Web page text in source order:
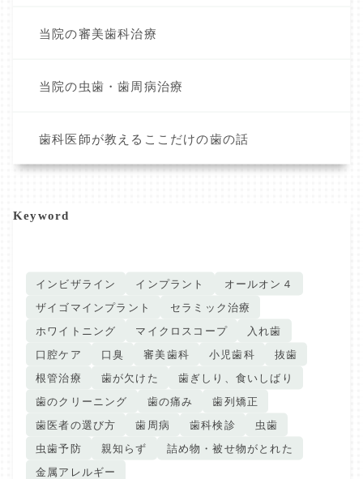
当院の審美歯科治療
当院の虫歯・歯周病治療
歯科医師が教えるここだけの歯の話
Keyword
インビザライン インプラント
オールオン４
ザイゴマインプラント
セラミック治療
ホワイトニング
マイクロスコープ
入れ歯
口腔ケア
口臭 審美歯科 小児歯科
抜歯
根管治療
歯が欠けた
歯ぎしり、食いしばり
歯のクリーニング
歯の痛み
歯列矯正
歯医者の選び方
歯周病 歯科検診
虫歯
虫歯予防
親知らず
詰め物・被せ物がとれた
金属アレルギー